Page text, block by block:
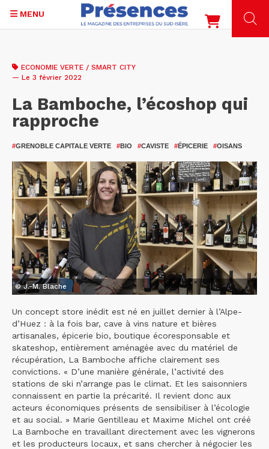
contenu
MENU
ECONOMIE VERTE / SMART CITY
— Le 3 février 2022
La Bamboche, l’écoshop qui
rapproche
#GRENOBLE CAPITALE VERTE #BIO #CAVISTE #ÉPICERIE #OISANS
© J.-M. Blache
Un concept store inédit est né en juillet dernier à l’Alpe-
d’Huez : à la fois bar, cave à vins nature et bières
artisanales, épicerie bio, boutique écoresponsable et
skateshop, entièrement aménagée avec du matériel de
récupération, La Bamboche affiche clairement ses
convictions. « D’une manière générale, l’activité des
stations de ski n’arrange pas le climat. Et les saisonniers
connaissent en partie la précarité. Il revient donc aux
acteurs économiques présents de sensibiliser à l’écologie
et au social. » Marie Gentilleau et Maxime Michel ont créé
La Bamboche en travaillant directement avec les vignerons
et les producteurs locaux, et sans chercher à négocier les